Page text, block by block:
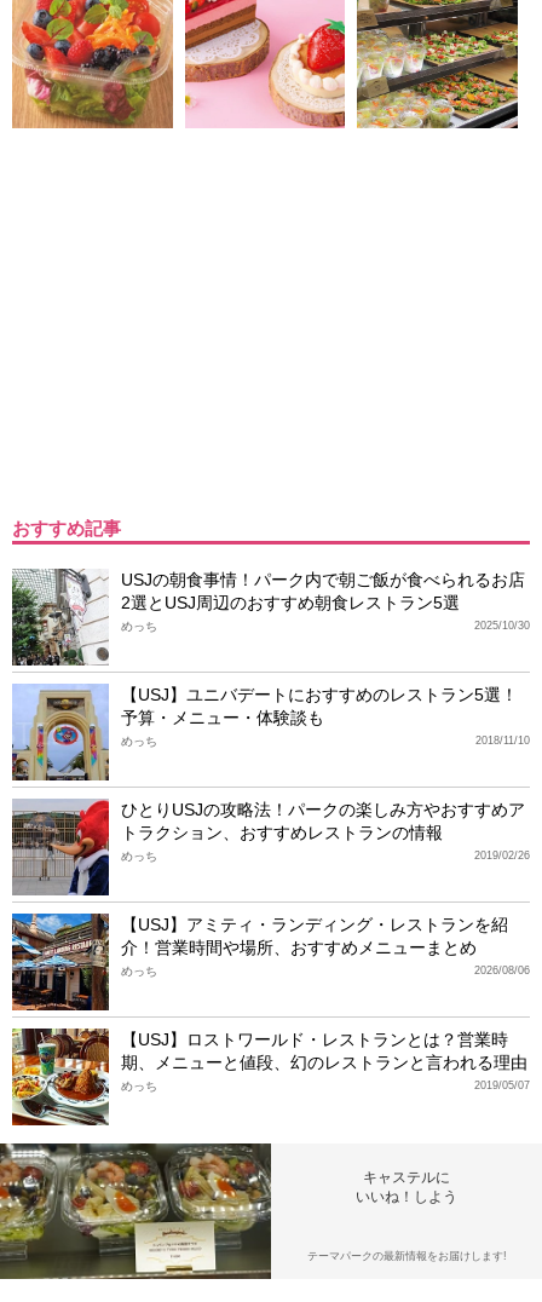
おすすめ記事
USJの朝食事情！パーク内で朝ご飯が食べられるお店
2選とUSJ周辺のおすすめ朝食レストラン5選
2025/10/30
めっち
【USJ】ユニバデートにおすすめのレストラン5選！
予算・メニュー・体験談も
2018/11/10
めっち
ひとりUSJの攻略法！パークの楽しみ方やおすすめア
トラクション、おすすめレストランの情報
2019/02/26
めっち
【USJ】アミティ・ランディング・レストランを紹
介！営業時間や場所、おすすめメニューまとめ
2026/08/06
めっち
【USJ】ロストワールド・レストランとは？営業時
期、メニューと値段、幻のレストランと言われる理由
2019/05/07
めっち
キャステルに
いいね！しよう
テーマパークの最新情報をお届けします!